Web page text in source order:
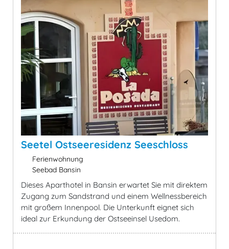
Seetel Ostseeresidenz Seeschloss
Ferienwohnung
Seebad Bansin
Dieses Aparthotel in Bansin erwartet Sie mit direktem
Zugang zum Sandstrand und einem Wellnessbereich
mit großem Innenpool. Die Unterkunft eignet sich
ideal zur Erkundung der Ostseeinsel Usedom.